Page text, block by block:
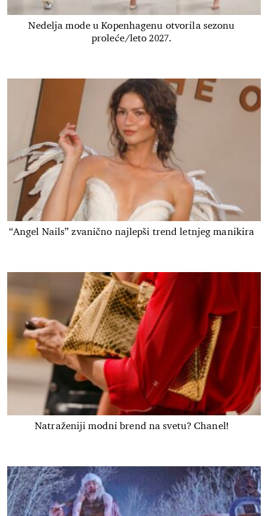
Nedelja mode u Kopenhagenu otvorila sezonu
proleće/leto 2027.
“Angel Nails” zvanično najlepši trend letnjeg manikira
Natraženiji modni brend na svetu? Chanel!